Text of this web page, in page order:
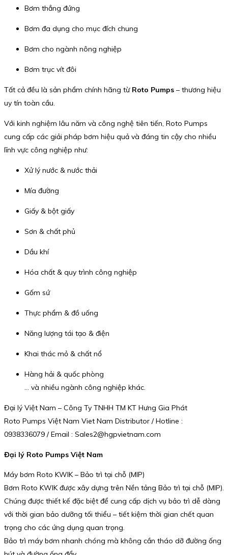
Bơm thẳng đứng
Bơm đa dụng cho mục đích chung
Bơm cho ngành nông nghiệp
Bơm trục vít đôi
Tất cả đều là sản phẩm chính hãng từ Roto Pumps – thương hiệu
uy tín toàn cầu.
Với kinh nghiệm lâu năm và công nghệ tiên tiến, Roto Pumps
cung cấp các giải pháp bơm hiệu quả và đáng tin cậy cho nhiều
lĩnh vực công nghiệp như:
Xử lý nước & nước thải
Mía đường
Giấy & bột giấy
Sơn & chất phủ
Dầu khí
Hóa chất & quy trình công nghiệp
Gốm sứ
Thực phẩm & đồ uống
Năng lượng tái tạo & điện
Khai thác mỏ & chất nổ
Hàng hải & quốc phòng
… và nhiều ngành công nghiệp khác.
Đại lý Việt Nam – Công Ty TNHH TM KT Hưng Gia Phát
Roto Pumps Việt Nam Viet Nam Distributor / Hotline :
0938336079 / Email : Sales2@hgpvietnam.com
Đại lý Roto Pumps Việt Nam
Máy bơm Roto KWIK – Bảo trì tại chỗ (MIP)
Bơm Roto KWIK được xây dựng trên Nền tảng Bảo trì tại chỗ (MIP).
Chúng được thiết kế đặc biệt để cung cấp dịch vụ bảo trì dễ dàng
với thời gian bảo dưỡng tối thiểu – tiết kiệm thời gian chết quan
trọng cho các ứng dụng quan trọng.
Bảo trì máy bơm nhanh chóng mà không cần tháo dỡ đường ống